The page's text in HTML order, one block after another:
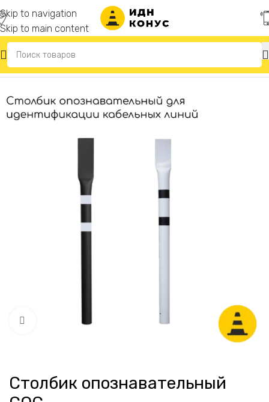
Skip to navigation
Skip to main content
Главная Опознавательные столбики
Столбик опознавательный